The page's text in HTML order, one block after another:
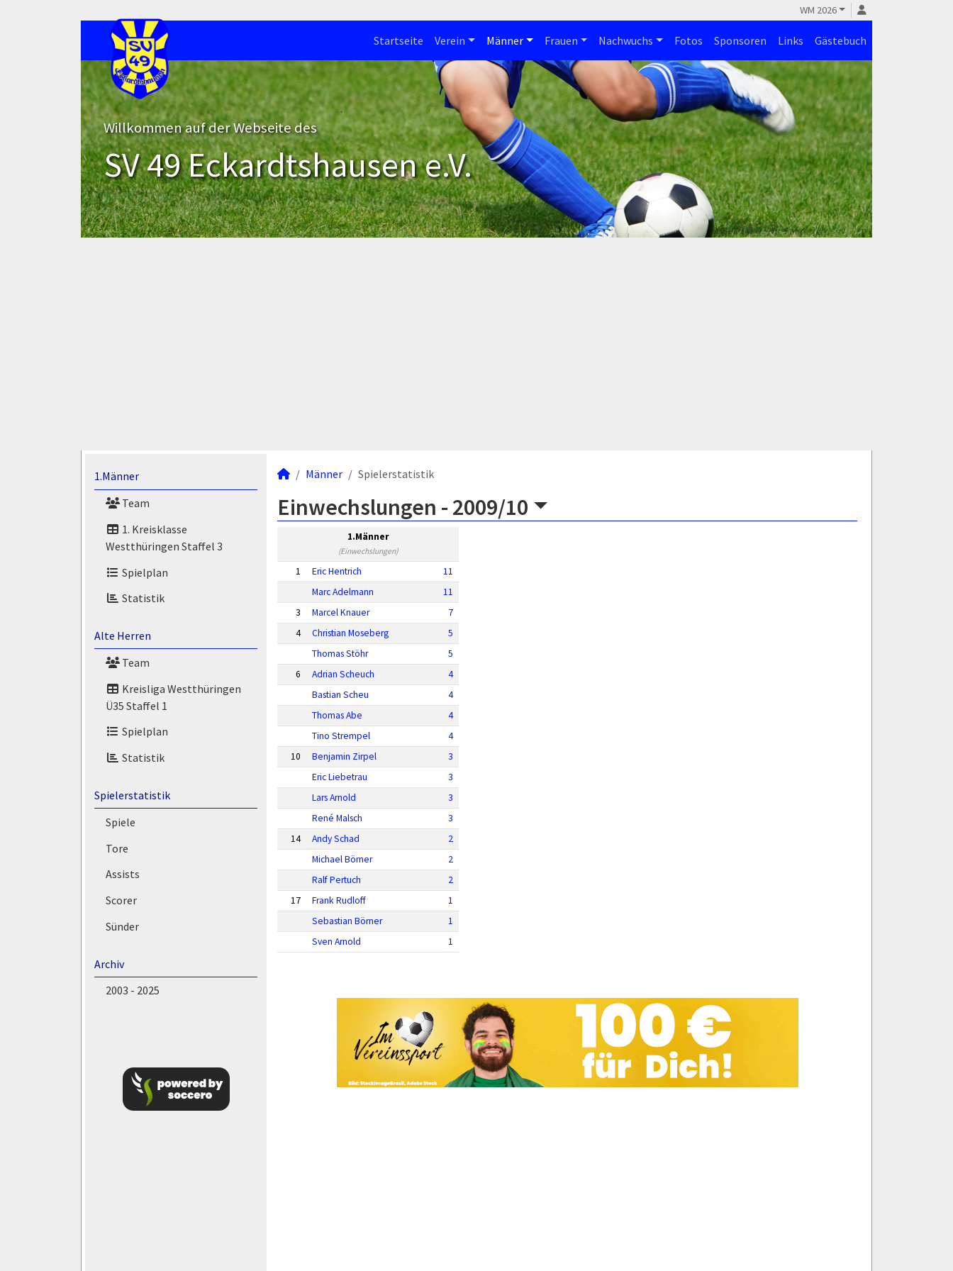
WM 2026
Startseite Verein Männer Frauen Nachwuchs Fotos Sponsoren Links Gästebuch
Willkommen auf der Webseite des
SV 49 Eckardtshausen e.V.
1.Männer
Team
1. Kreisklasse
Westthüringen Staffel 3
Spielplan
Statistik
Alte Herren
Team
Kreisliga Westthüringen
Ü35 Staffel 1
Spielplan
Statistik
Spielerstatistik
Spiele
Tore
Assists
Scorer
Sünder
Archiv
2003 - 2025
Männer Spielerstatistik
Einwechslungen - 2009/10
1.Männer
(Einwechslungen)
1 Eric Hentrich
11
Marc Adelmann
11
3
Marcel Knauer
7
4
Christian Moseberg
5
Thomas Stöhr
5
6
Adrian Scheuch
4
Bastian Scheu
4
Thomas Abe
4
Tino Strempel
4
10
Benjamin Zirpel
3
Eric Liebetrau
3
Lars Arnold
3
René Malsch
3
14
Andy Schad
2
Michael Börner
2
Ralf Pertuch
2
17
Frank Rudloff
1
Sebastian Börner
1
Sven Arnold
1